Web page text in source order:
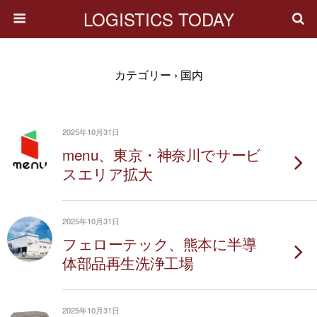
LOGISTICS TODAY
カテゴリー › 国内
2025年10月31日
menu、東京・神奈川でサービ
スエリア拡大
2025年10月31日
フェローテック、熊本に半導
体部品再生洗浄工場
2025年10月31日